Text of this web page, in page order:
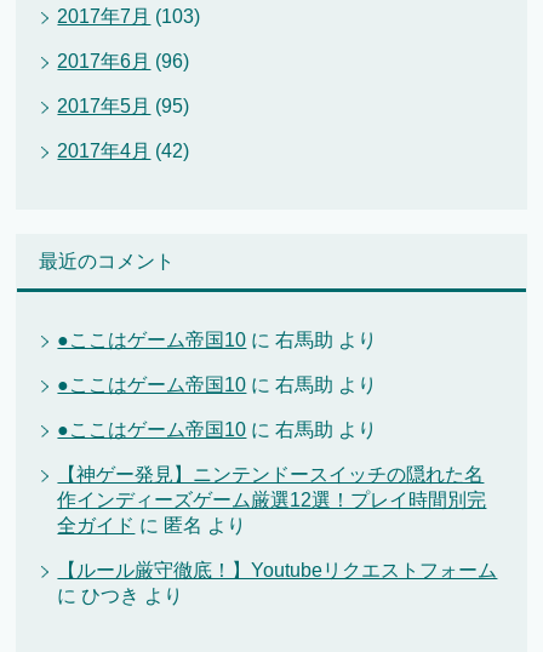
2017年7月 (103)
2017年6月 (96)
2017年5月 (95)
2017年4月 (42)
最近のコメント
●ここはゲーム帝国10 に右馬助 より
●ここはゲーム帝国10 に右馬助 より
●ここはゲーム帝国10 に右馬助 より
【神ゲー発見】ニンテンドースイッチの隠れた名
作インディーズゲーム厳選12選！プレイ時間別完
全ガイド に 匿名 より
【ルール厳守徹底！】Youtubeリクエストフォーム
にひつき より